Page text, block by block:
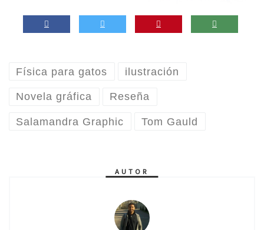
Física para gatos ilustración
Novela gráfica Reseña
Salamandra Graphic Tom Gauld
AUTOR